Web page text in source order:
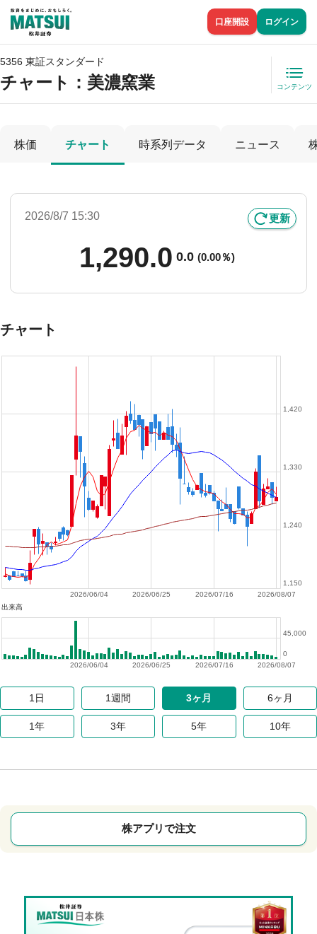
口座開設 ログイン
5356 東証スタンダード
チャート： 美濃窯業 コンテンツ
株価 チャート 時系列データ ニュース
2026/8/7 15:30 更新
1,290.0 0.0 (0.00％)
チャート
2026/08/07
2026/07/16
2026/06/25
2026/06/04
1,150
1,240
1,330
1,420
出来高
2026/08/07
2026/07/16
2026/06/25
2026/06/04
0
45,000
1日 1週間 3ヶ月 6ヶ月
1年 3年 5年 10年
株アプリで注文